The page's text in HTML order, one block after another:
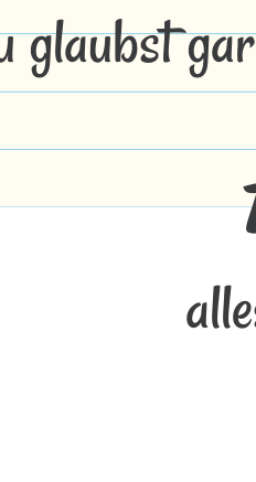
glaubst